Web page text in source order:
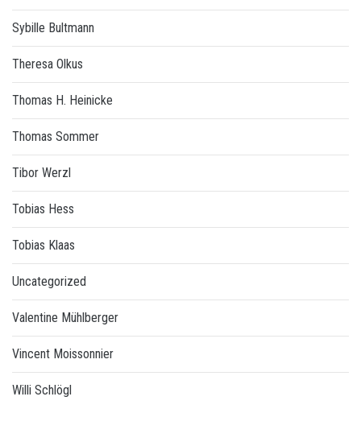
Sybille Bultmann
Theresa Olkus
Thomas H. Heinicke
Thomas Sommer
Tibor Werzl
Tobias Hess
Tobias Klaas
Uncategorized
Valentine Mühlberger
Vincent Moissonnier
Willi Schlögl